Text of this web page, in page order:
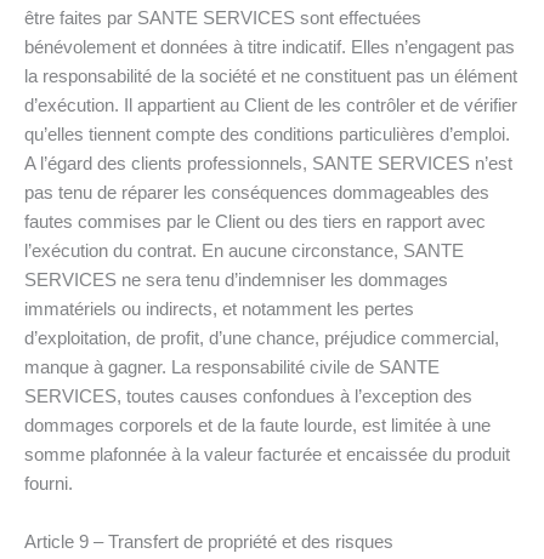
être faites par SANTE SERVICES sont effectuées
bénévolement et données à titre indicatif. Elles n’engagent pas
la responsabilité de la société et ne constituent pas un élément
d’exécution. Il appartient au Client de les contrôler et de vérifier
qu’elles tiennent compte des conditions particulières d’emploi.
A l’égard des clients professionnels, SANTE SERVICES n’est
pas tenu de réparer les conséquences dommageables des
fautes commises par le Client ou des tiers en rapport avec
l’exécution du contrat. En aucune circonstance, SANTE
SERVICES ne sera tenu d’indemniser les dommages
immatériels ou indirects, et notamment les pertes
d’exploitation, de profit, d’une chance, préjudice commercial,
manque à gagner. La responsabilité civile de SANTE
SERVICES, toutes causes confondues à l’exception des
dommages corporels et de la faute lourde, est limitée à une
somme plafonnée à la valeur facturée et encaissée du produit
fourni.
Article 9 – Transfert de propriété et des risques